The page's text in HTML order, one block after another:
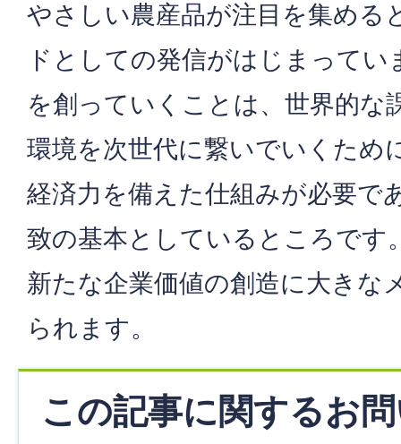
やさしい農産品が注目を集める
ドとしての発信がはじまってい
を創っていくことは、世界的な
環境を次世代に繋いでいくため
経済力を備えた仕組みが必要で
致の基本としているところです
新たな企業価値の創造に大きな
られます。
この記事に関するお